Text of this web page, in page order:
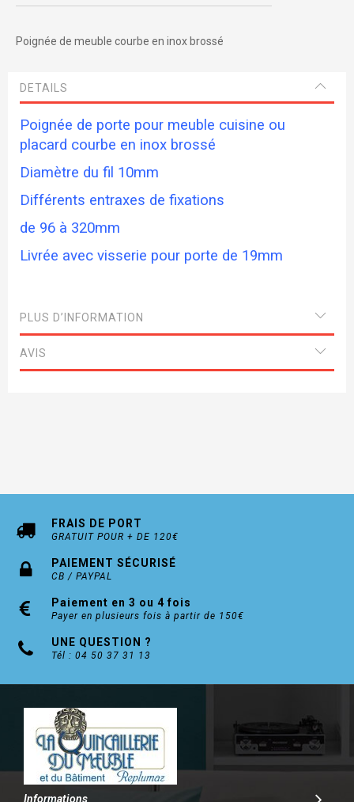
Poignée de meuble courbe en inox brossé
DETAILS
Poignée de porte pour meuble cuisine ou
placard courbe en inox brossé
Diamètre du fil 10mm
Différents entraxes de fixations
de 96 à 320mm
Livrée avec visserie pour porte de 19mm
PLUS D’INFORMATION
AVIS
FRAIS DE PORT
GRATUIT POUR + DE 120€
PAIEMENT SÉCURISÉ
CB / PAYPAL
Paiement en 3 ou 4 fois
Payer en plusieurs fois à partir de 150€
UNE QUESTION ?
Tél : 04 50 37 31 13
Informations